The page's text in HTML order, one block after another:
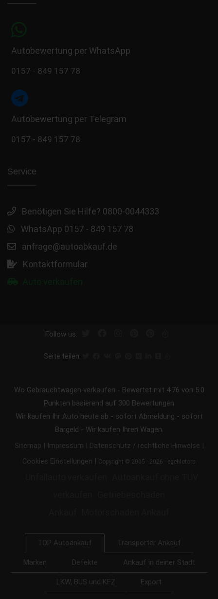
Autobewertung per WhatsApp
0157 - 849 157 78
Autobewertung per Telegram
0157 - 849 157 78
Service
Benötigen Sie Hilfe? 0800-0044333
WhatsApp 0157 - 849 157 78
anfrage@autoabkauf.de
Kontaktformular
Follow us:
Seite teilen:
Wo Gebrauchtwagen verkaufen - Bewertet mit 4.76 von 5.0
Punkten basierend auf 300 Bewertungen
Wir kaufen Ihr Auto heute ab - sofort Abmeldung - sofort
Bargeld - Wir kaufen Ihren Wagen.
Sitemap | Impressum | Datenschutz / rechtliche Hinweise |
Cookies Einstellungen | Copyright © 2005 - 2026 - egeMotors
TOP Autoankauf Transporter Ankauf
Marken Defekte Ankauf in deiner Stadt
LKW, BUS und KFZ Export